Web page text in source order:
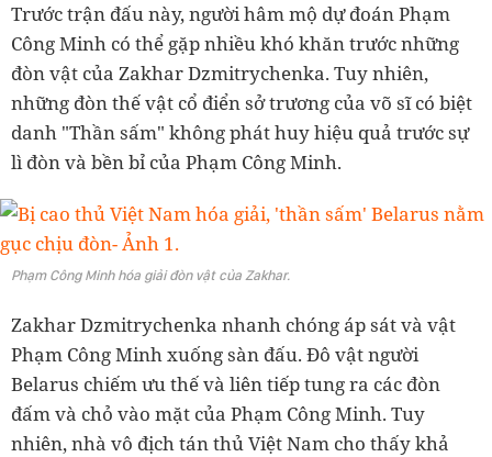
Trước trận đấu này, người hâm mộ dự đoán Phạm
Công Minh có thể gặp nhiều khó khăn trước những
đòn vật của Zakhar Dzmitrychenka. Tuy nhiên,
những đòn thế vật cổ điển sở trương của võ sĩ có biệt
danh "Thần sấm" không phát huy hiệu quả trước sự
lì đòn và bền bỉ của Phạm Công Minh.
Phạm Công Minh hóa giải đòn vật của Zakhar.
Zakhar Dzmitrychenka nhanh chóng áp sát và vật
Phạm Công Minh xuống sàn đấu. Đô vật người
Belarus chiếm ưu thế và liên tiếp tung ra các đòn
đấm và chỏ vào mặt của Phạm Công Minh. Tuy
nhiên, nhà vô địch tán thủ Việt Nam cho thấy khả